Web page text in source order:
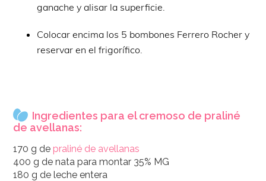
ganache y alisar la superficie.
Colocar encima los 5 bombones Ferrero Rocher y
reservar en el frigorífico.
Ingredientes para el cremoso de praliné
de avellanas:
170 g de praliné de avellanas
400 g de nata para montar 35% MG
180 g de leche entera